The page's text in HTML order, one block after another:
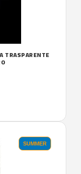
TRASPARENTE
SUMMER